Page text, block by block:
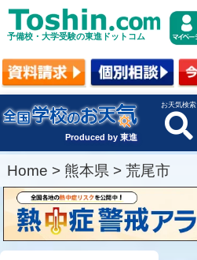
予備校・大学受験の東進ドットコム
Produced by 東進
お天気検索
Home > 熊本県 > 荒尾市